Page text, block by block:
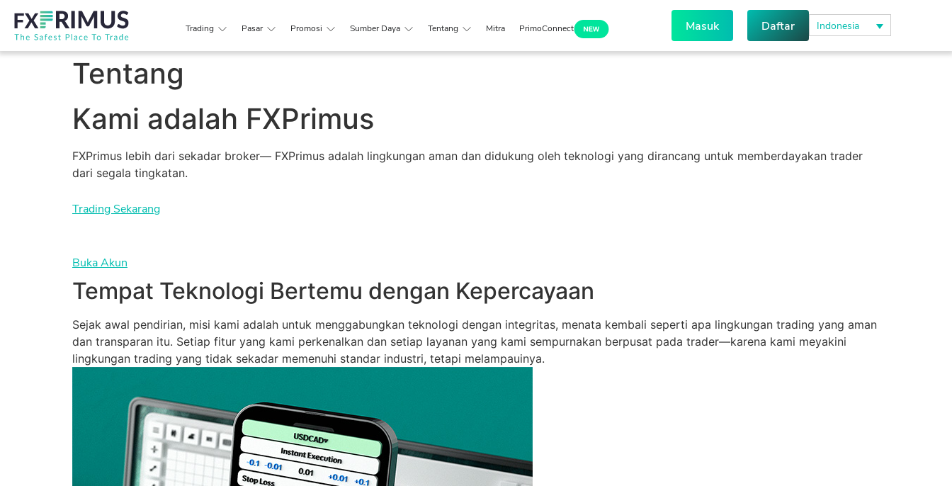
Trading Pasar Promosi Sumber Daya Tentang Mitra PrimoConnect Masuk Daftar Indonesia
Tentang
Kami adalah FXPrimus
FXPrimus lebih dari sekadar broker— FXPrimus adalah lingkungan aman dan didukung oleh teknologi yang dirancang untuk memberdayakan trader
dari segala tingkatan.
Trading Sekarang
Buka Akun
Tempat Teknologi Bertemu dengan Kepercayaan
Sejak awal pendirian, misi kami adalah untuk menggabungkan teknologi dengan integritas, menata kembali seperti apa lingkungan trading yang aman
dan transparan itu. Setiap fitur yang kami perkenalkan dan setiap layanan yang kami sempurnakan berpusat pada trader—karena kami meyakini
lingkungan trading yang tidak sekadar memenuhi standar industri, tetapi melampauinya.